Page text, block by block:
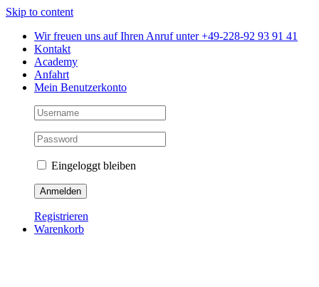
Skip to content
Wir freuen uns auf Ihren Anruf unter +49-228-92 93 91 41
Kontakt
Academy
Anfahrt
Mein Benutzerkonto
Eingeloggt bleiben
Registrieren
Warenkorb